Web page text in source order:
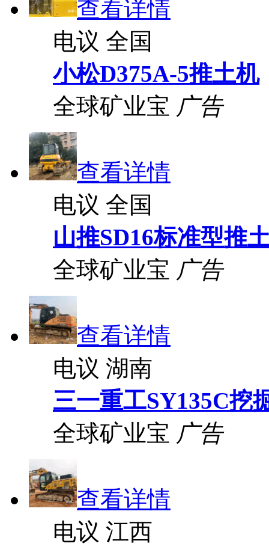
查看详情
电议 全国
小松D375A-5推土机
全球矿业宝 广告
查看详情
电议 全国
山推SD16标准型推
全球矿业宝 广告
查看详情
电议 湖南
三一重工SY135C挖
全球矿业宝 广告
查看详情
电议 江西